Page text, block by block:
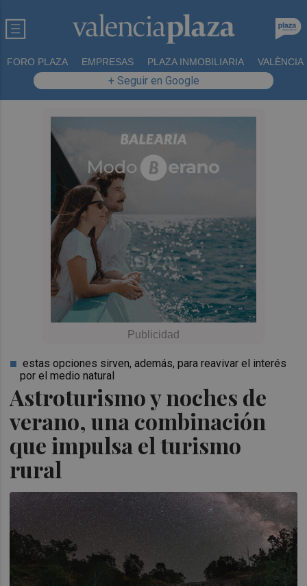
FORO PLAZA EMPRESAS PLAZA INMOBILIARIA VALÈNCIA
+ Seguir en Google
Astroturismo y noches de
verano, una combinación
que impulsa el turismo
rural
estas opciones sirven, además, para reavivar el interés
por el medio natural